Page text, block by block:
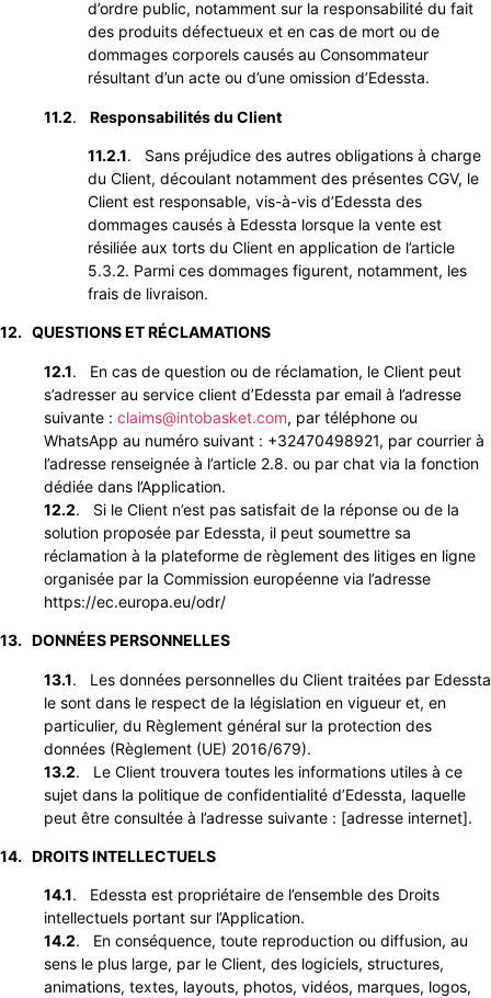
d’ordre public, notamment sur la responsabilité du fait
des produits défectueux et en cas de mort ou de
dommages corporels causés au Consommateur
résultant d’un acte ou d’une omission d’Edessta.
11.2. Responsabilités du Client
11.2.1. Sans préjudice des autres obligations à charge
du Client, découlant notamment des présentes CGV, le
Client est responsable, vis-à-vis d’Edessta des
dommages causés à Edessta lorsque la vente est
résiliée aux torts du Client en application de l’article
5.3.2. Parmi ces dommages figurent, notamment, les
frais de livraison.
12. QUESTIONS ET RÉCLAMATIONS
12.1. En cas de question ou de réclamation, le Client peut
s’adresser au service client d’Edessta par email à l’adresse
suivante : claims@intobasket.com, par téléphone ou
WhatsApp au numéro suivant : +32470498921, par courrier à
l’adresse renseignée à l’article 2.8. ou par chat via la fonction
dédiée dans l’Application.
12.2. Si le Client n’est pas satisfait de la réponse ou de la
solution proposée par Edessta, il peut soumettre sa
réclamation à la plateforme de règlement des litiges en ligne
organisée par la Commission européenne via l’adresse
https://ec.europa.eu/odr/
13. DONNÉES PERSONNELLES
13.1. Les données personnelles du Client traitées par Edessta
le sont dans le respect de la législation en vigueur et, en
particulier, du Règlement général sur la protection des
données (Règlement (UE) 2016/679).
13.2. Le Client trouvera toutes les informations utiles à ce
sujet dans la politique de confidentialité d’Edessta, laquelle
peut être consultée à l’adresse suivante : [adresse internet].
14. DROITS INTELLECTUELS
14.1. Edessta est propriétaire de l’ensemble des Droits
intellectuels portant sur l’Application.
14.2. En conséquence, toute reproduction ou diffusion, au
sens le plus large, par le Client, des logiciels, structures,
animations, textes, layouts, photos, vidéos, marques, logos,